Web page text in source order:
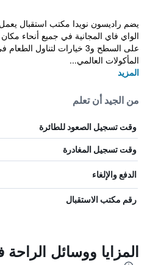
الواي فاي المجانية في جميع أنحاء
على السطح و3 خيارات
المأكولات العالمي...
المزيد
من الجيد أن تعلم
وقت تسجيل الصعود للطائرة
وقت تسجيل المغادرة
الدفع والإلغاء
رقم مكتب الاستقبال
المزايا ووسائل